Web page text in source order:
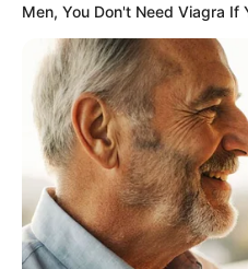
Personality
BRAINBERRIES
Men, You Don't Need Viagra If